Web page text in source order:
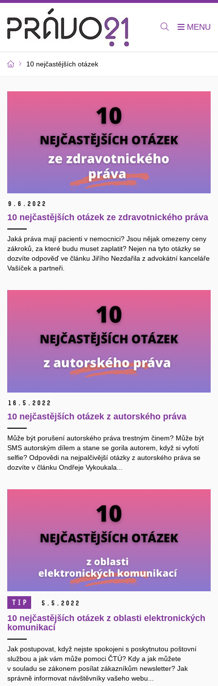
10 nejčastějších otázek
9. 6. 2022
10 nejčastějších otázek ze zdravotnického práva
Jaká práva mají pacienti v nemocnici? Jsou nějak omezeny ceny
zákroků, za které budu muset zaplatit? Nejen na tyto otázky se
dozvíte odpověď ve článku Jiřího Nezdařila z advokátní kanceláře
Vašíček a partneři.
16. 5. 2022
10 nejčastějších otázek z autorského práva
Může být porušení autorského práva trestným činem? Může být
SMS autorským dílem a stane se gorila autorem, když si vyfotí
selfie? Odpovědi na nejpalčivější otázky z autorského práva se
dozvíte v článku Ondřeje Vykoukala...
TIP 5. 5. 2022
10 nejčastějších otázek z oblasti elektronických
komunikací
Jak postupovat, když nejste spokojeni s poskytnutou poštovní
službou a jak vám může pomoci ČTÚ? Kdy a jak můžete
v souladu se zákonem posílat zákazníkům newsletter? Jak
správně informovat návštěvníky vašeho webu...